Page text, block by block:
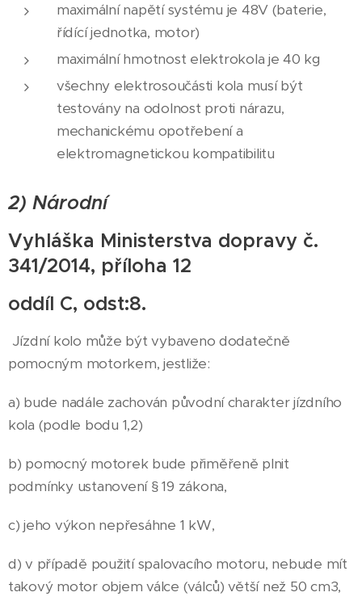
maximální napětí systému je 48V (baterie,
řídící jednotka, motor)
maximální hmotnost elektrokola je 40 kg
všechny elektrosoučásti kola musí být
testovány na odolnost proti nárazu,
mechanickému opotřebení a
elektromagnetickou kompatibilitu
2) Národní
Vyhláška Ministerstva dopravy č.
341/2014, příloha 12
oddíl C, odst:8.
Jízdní kolo může být vybaveno dodatečně
pomocným motorkem, jestliže:
a) bude nadále zachován původní charakter jízdního
kola (podle bodu 1,2)
b) pomocný motorek bude přiměřeně plnit
podmínky ustanovení § 19 zákona,
c) jeho výkon nepřesáhne 1 kW,
d) v případě použití spalovacího motoru, nebude mít
takový motor objem válce (válců) větší než 50 cm3,